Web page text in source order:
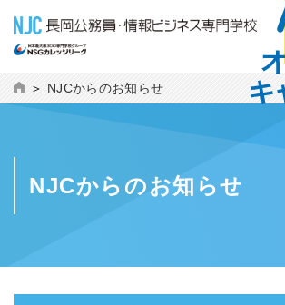
NJCからのお知らせ
NJCからのお知らせ